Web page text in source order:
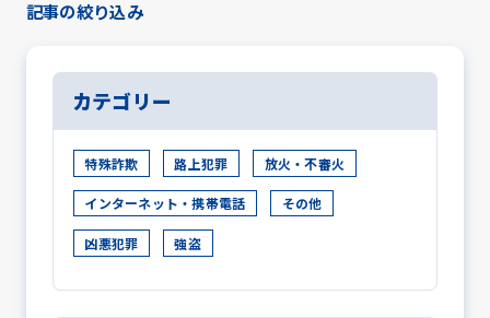
記事の絞り込み
カテゴリー
特殊詐欺 路上犯罪 放火・不審火
インターネット・携帯電話 その他
凶悪犯罪 強盗